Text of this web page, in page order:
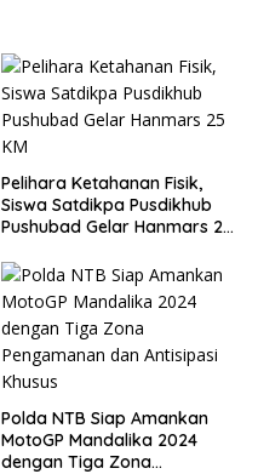
Pelihara Ketahanan Fisik,
Siswa Satdikpa Pusdikhub
Pushubad Gelar Hanmars 25
Polda NTB Siap Amankan
MotoGP Mandalika 2024
dengan Tiga Zona